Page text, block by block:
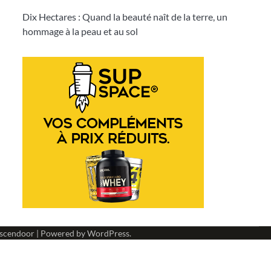
Dix Hectares : Quand la beauté naît de la terre, un
hommage à la peau et au sol
| Powered byWordPress.